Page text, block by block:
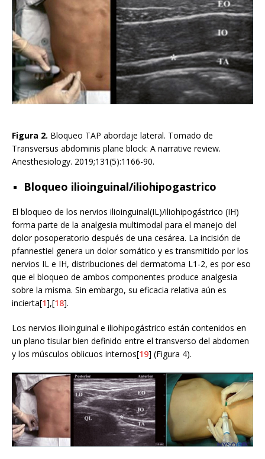
Figura 2. Bloqueo TAP abordaje lateral. Tomado de
Transversus abdominis plane block: A narrative review.
Anesthesiology. 2019;131(5):1166-90.
Bloqueo ilioinguinal/iliohipogastrico
El bloqueo de los nervios ilioinguinal(IL)/iliohipogástrico (IH)
forma parte de la analgesia multimodal para el manejo del
dolor posoperatorio después de una cesárea. La incisión de
pfannestiel genera un dolor somático y es transmitido por los
nervios IL e IH, distribuciones del dermatoma L1-2, es por eso
que el bloqueo de ambos componentes produce analgesia
sobre la misma. Sin embargo, su eficacia relativa aún es
incierta[1],[18].
Los nervios ilioinguinal e iliohipogástrico están contenidos en
un plano tisular bien definido entre el transverso del abdomen
y los músculos oblicuos internos[19] (Figura 4).